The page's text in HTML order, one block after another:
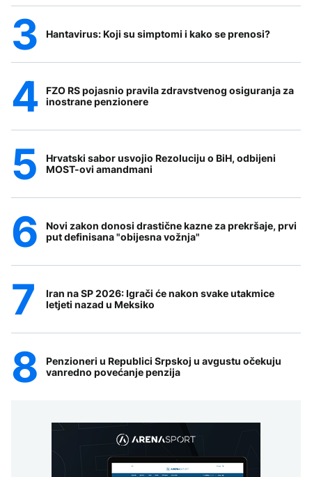
Hantavirus: Koji su simptomi i kako se prenosi?
FZO RS pojasnio pravila zdravstvenog osiguranja za
inostrane penzionere
Hrvatski sabor usvojio Rezoluciju o BiH, odbijeni
MOST-ovi amandmani
Novi zakon donosi drastične kazne za prekršaje, prvi
put definisana "obijesna vožnja"
Iran na SP 2026: Igrači će nakon svake utakmice
letjeti nazad u Meksiko
Penzioneri u Republici Srpskoj u avgustu očekuju
vanredno povećanje penzija